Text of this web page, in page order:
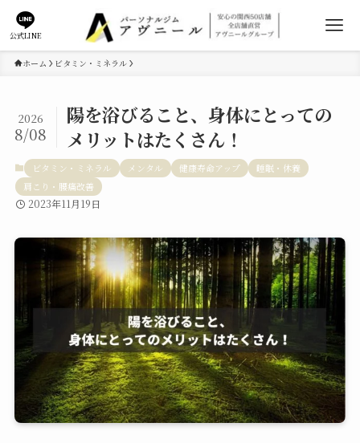
公式LINE
ホーム ビタミン・ミネラル
陽を浴びること、身体にとっての
メリットはたくさん！
2026
8/08
ビタミン・ミネラル メンタル 健康寿命アップ
睡眠・休養
肩こり・腰痛改善
2023年11月19日